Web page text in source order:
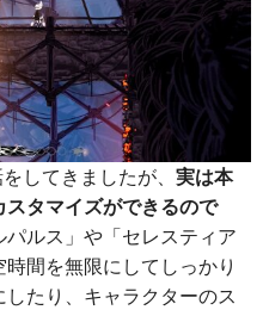
してきましたが、 実は本
タマイズができるので
ルス」や「セレスティア
間を無限にしてしっかり
たり、キャラクターのス